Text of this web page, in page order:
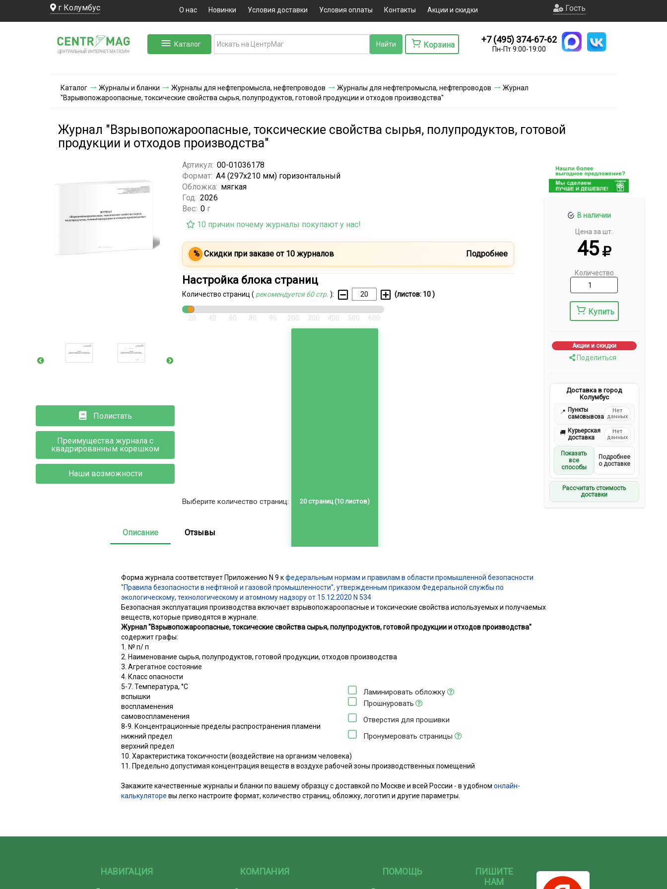
г Колумбус О нас Новинки Условия доставки Условия оплаты Контакты Акции и скидки Гость
ЦЕНТРАЛЬНЫЙ ИНТЕРНЕТ-МА ГАЗИН
Каталог Корзина
+7 (495) 374-67-62
Пн-Пт 9:00-19:00
Каталог Журналы и бланки Журналы для нефтепромысла, нефтепроводов Журналы для нефтепромысла, нефтепроводов
Журнал
"Взрывопожароопасные, токсические свойства сырья, полупродуктов, готовой продукции и отходов производства"
Журнал "Взрывопожароопасные, токсические свойства сырья, полупродуктов, готовой
продукции и отходов производства"
Полистать
Преимущества журнала с
квадрированным корешком
Наши возможности
В наличии
Цена за шт.
45
Количество
Купить
Акции и скидки
Поделиться
Доставка в город
Колумбус
📍 Пункты
самовывоза
Нет
данных
🚚 Курьерская
доставка
Нет
данных
Показать
все
способы
Подробнее
о доставке
Рассчитать стоимость
доставки
Артикул: 00-01036178
Формат: А4 (297x210 мм) горизонтальный
Обложка: мягкая
Год: 2026
Вес: 0 г
10 причин почему журналы покупают у нас!
% Скидки при заказе от 10 журналов Подробнее
Настройка блока страниц
Количество страниц ( рекомендуется 60 стр. ): (листов: 10)
20 40 60 80 96 200 300 400 500 600
Выберите количество страниц:
Ламинировать обложку
Прошнуровать
Отверстия для прошивки
Пронумеровать страницы
Все настройки
Описание Отзывы
Форма журнала соответствует Приложению N 9 кфедеральным нормам и правилам в области промышленной безопасности
"Правила безопасности в нефтяной и газовой промышленности", утвержденным приказом Федеральной службы по
экологическому, технологическому и атомному надзору от 15.12.2020 N 534
Безопасная эксплуатация производства включает взрывопожароопасные и токсические свойства используемых и получаемых
веществ, которые приводятся в журнале.
Журнал "Взрывопожароопасные, токсические свойства сырья, полупродуктов, готовой продукции и отходов производства"
содержит графы:
1. № п/ п
2. Наименование сырья, полупродуктов, готовой продукции, отходов производства
3. Агрегатное состояние
4. Класс опасности
5-7. Температура, °С
вспышки
воспламенения
самовоспламенения
8-9. Концентрационные пределы распространения пламени
нижний предел
верхний предел
10. Характеристика токсичности (воздействие на организм человека)
11. Предельно допустимая концентрация веществ в воздухе рабочей зоны производственных помещений
Закажите качественные журналы и бланки по вашему образцу с доставкой по Москве и всей России - в удобном онлайн-
калькуляторе вы легко настроите формат, количество страниц, обложку, логотип и другие параметры.
НАВИГАЦИЯ КОМПАНИЯ ПОМОЩЬ
ПИШИТЕ
НАМ